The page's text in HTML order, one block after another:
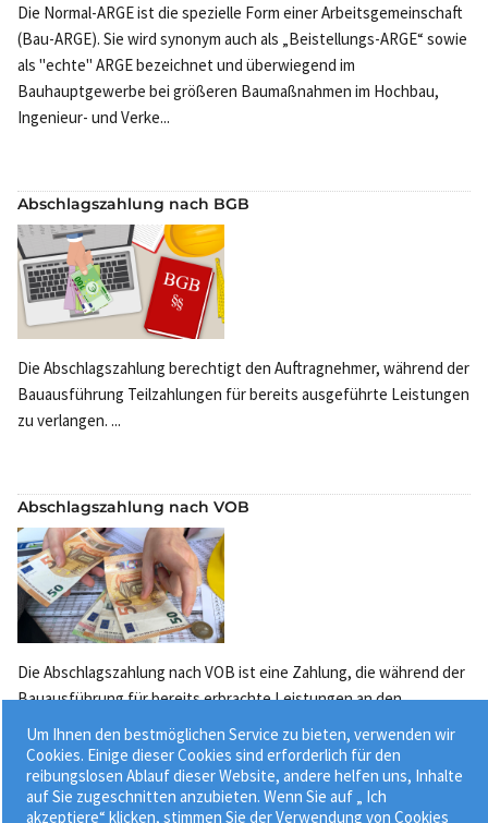
Die Normal-ARGE ist die spezielle Form einer Arbeitsgemeinschaft
(Bau-ARGE). Sie wird synonym auch als „Beistellungs-ARGE“ sowie
als "echte" ARGE bezeichnet und überwiegend im
Bauhauptgewerbe bei größeren Baumaßnahmen im Hochbau,
Ingenieur- und Verke...
Abschlagszahlung nach BGB
Die Abschlagszahlung berechtigt den Auftragnehmer, während der
Bauausführung Teilzahlungen für bereits ausgeführte Leistungen
zu verlangen. ...
Abschlagszahlung nach VOB
Die Abschlagszahlung nach VOB ist eine Zahlung, die während der
Bauausführung für bereits erbrachte Leistungen an den
Auftragnehmer gezahlt wird, ohne dass das gesamte Bauprojekt
abgeschlossen sein muss. ...
Um Ihnen den bestmöglichen Service zu bieten, verwenden wir
Cookies. Einige dieser Cookies sind erforderlich für den
reibungslosen Ablauf dieser Website, andere helfen uns, Inhalte
auf Sie zugeschnitten anzubieten. Wenn Sie auf „ Ich
akzeptiere“ klicken, stimmen Sie der Verwendung von Cookies